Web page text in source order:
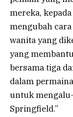
mereka,
mengubah
wanita yang
yang
bersama tiga
dalam
untuk
Springfield.”